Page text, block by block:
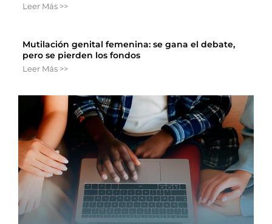
Leer Más >>
Mutilación genital femenina: se gana el debate,
pero se pierden los fondos
Leer Más >>